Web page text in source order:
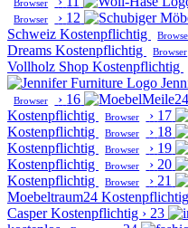
Browser
Browser › 12
Schweiz Kostenpflichtig
Dreams Kostenpflichtig Browser
Vollholz Shop Kostenpflichtig
Browser › 16
Kostenpflichtig
Browser › 17
Kostenpflichtig
Browser › 18
Kostenpflichtig
Browser › 19
Kostenpflichtig
Browser › 20
Kostenpflichtig
Browser › 21
Moebeltraum24 Kostenpflichtig
Casper Kostenpflichtig › 23